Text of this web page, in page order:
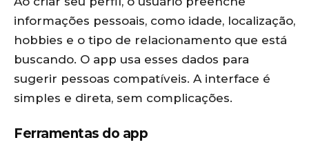
informações pessoais, como idade, localização,
hobbies e o tipo de relacionamento que está
buscando. O app usa esses dados para
sugerir pessoas compatíveis. A interface é
simples e direta, sem complicações.
Ferramentas do app